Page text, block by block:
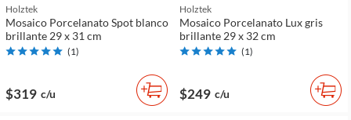
Holztek
Mosaico Porcelanato Spot blanco
brillante 29 x 31 cm
(1)
$319 c/u
Holztek
Mosaico Porcelanato Lux gris
brillante 29 x 32 cm
(1)
$249 c/u